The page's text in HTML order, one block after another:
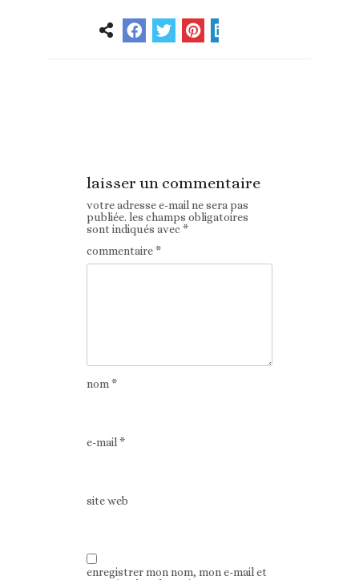
laisser un commentaire
votre adresse e-mail ne sera pas
publiée. les champs obligatoires
sont indiqués avec*
commentaire*
nom*
e-mail*
site web
enregistrer mon nom, mon e-mail et